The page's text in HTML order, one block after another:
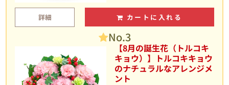
詳細 カートに入れる
No.3
【8月の誕生花（トルコキ
キョウ）】トルコキキョウ
のナチュラルなアレンジメ
ント